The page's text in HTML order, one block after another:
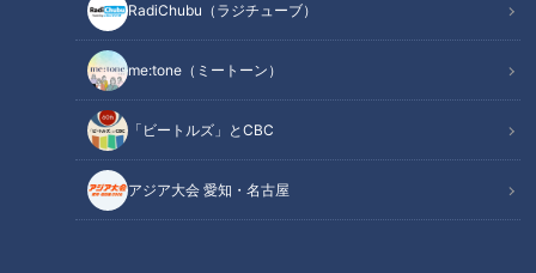
RadiChubu（ラジチューブ）
me:tone（ミートーン）
「ビートルズ」とCBC
アジア大会 愛知・名古屋
河川の生態系を侵略する肉食外
来魚「コクチバス」 長良川に出
現しアユの被害が心配